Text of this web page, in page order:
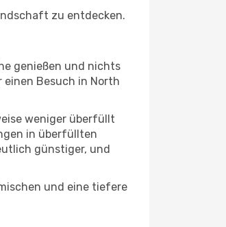
zu entdecken.
genießen und nichts
Besuch in North
weniger überfüllt
in überfüllten
günstiger, und
und eine tiefere